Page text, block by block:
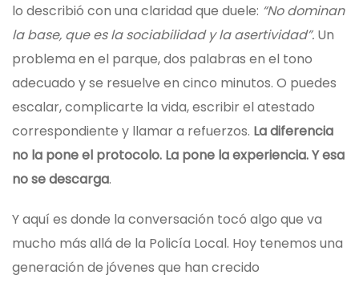
lo describió con una claridad que duele: “No dominan
la base, que es la sociabilidad y la asertividad”. Un
problema en el parque, dos palabras en el tono
adecuado y se resuelve en cinco minutos. O puedes
escalar, complicarte la vida, escribir el atestado
correspondiente y llamar a refuerzos. La diferencia
no la pone el protocolo. La pone la experiencia. Y esa
no se descarga.
Y aquí es donde la conversación tocó algo que va
mucho más allá de la Policía Local. Hoy tenemos una
generación de jóvenes que han crecido